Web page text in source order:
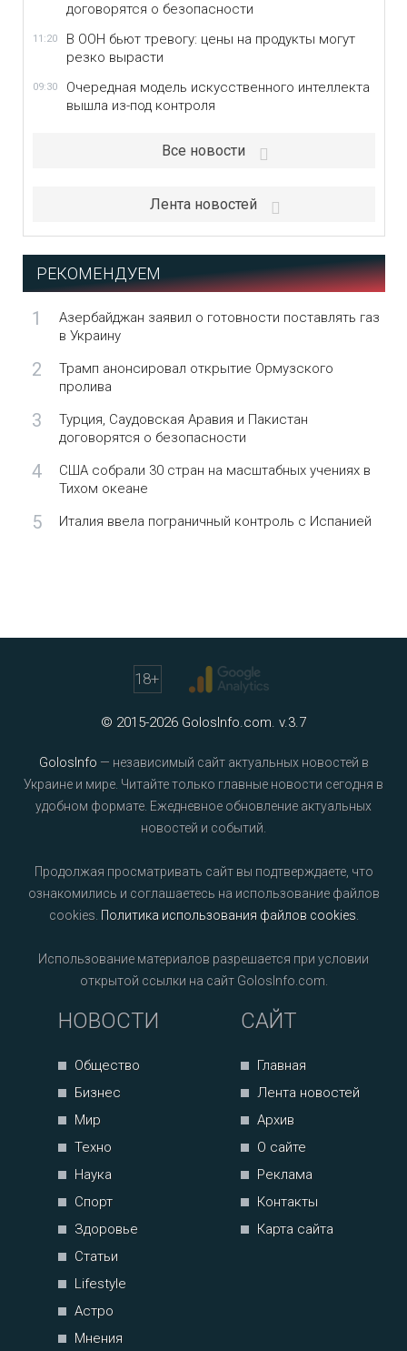
договорятся о безопасности
11:20
В ООН бьют тревогу: цены на продукты могут
резко вырасти
09:30
Очередная модель искусственного интеллекта
вышла из-под контроля
Все новости
Лента новостей
РЕКОМЕНДУЕМ
1
Азербайджан заявил о готовности поставлять газ
в Украину
2
Трамп анонсировал открытие Ормузского
пролива
3
Турция, Саудовская Аравия и Пакистан
договорятся о безопасности
4
США собрали 30 стран на масштабных учениях в
Тихом океане
5 Италия ввела пограничный контроль с Испанией
18+
© 2015-2026 GolosInfo.com. v.3.7
GolosInfo — независимый сайт актуальных новостей в
Украине и мире. Читайте только главные новости сегодня в
удобном формате. Ежедневное обновление актуальных
новостей и событий.
Продолжая просматривать сайт вы подтверждаете, что
ознакомились и соглашаетесь на использование файлов
cookies. Политика использования файлов cookies
Использование материалов разрешается при условии
открытой ссылки на сайт GolosInfo.com.
НОВОСТИ
Общество
Бизнес
Мир
Техно
Наука
Спорт
Здоровье
Статьи
Lifestyle
Астро
Мнения
САЙТ
Главная
Лента новостей
Архив
О сайте
Реклама
Контакты
Карта сайта